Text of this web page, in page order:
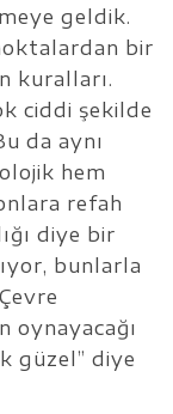
geldik.
bir
kuralları.
ciddi şekilde
da aynı
hem
refah
diye bir
bunlarla
oynayacağı
güzel” diye